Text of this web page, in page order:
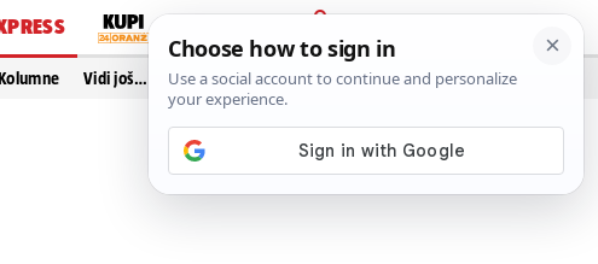
PRIJAVA
Vidi još…